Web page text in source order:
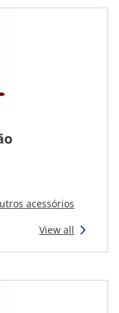
acessórios
View all